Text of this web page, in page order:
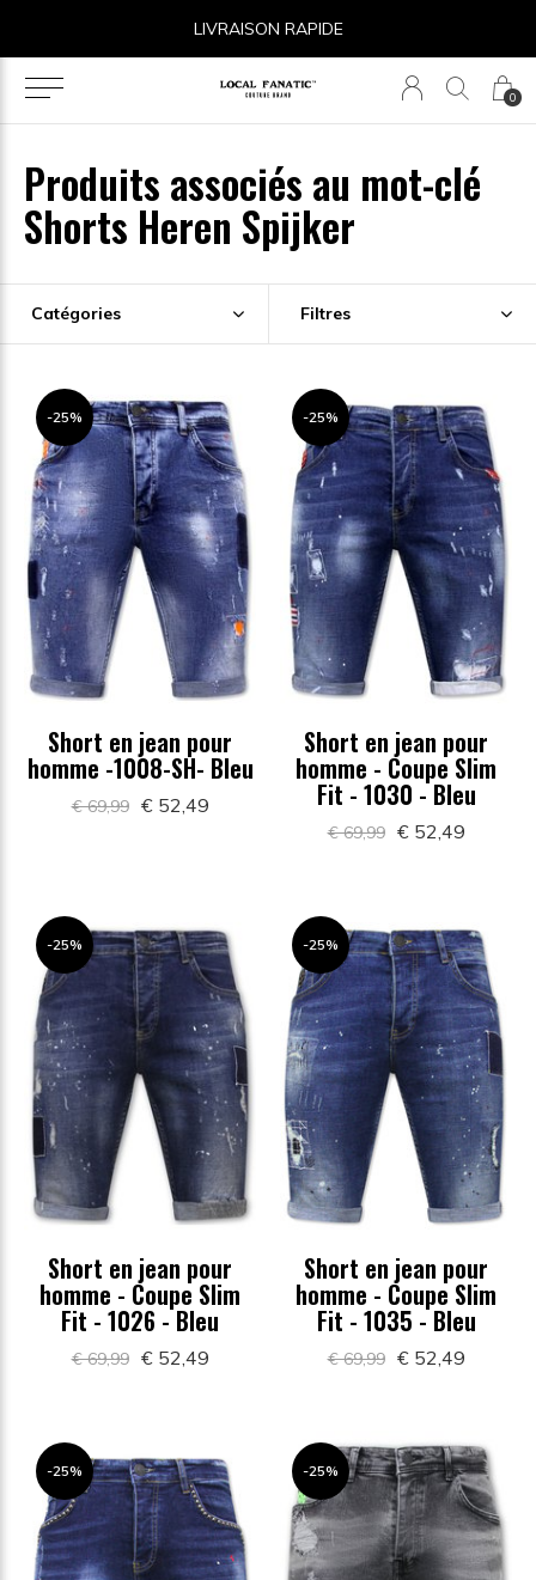
0
14 JOURS POUR LE RETOUR
Produits associés au mot-clé
Shorts Heren Spijker
Catégories Filtres
-25%
Short en jean pour
homme -1008-SH- Bleu
€ 69,99 € 52,49
-25%
Short en jean pour
homme - Coupe Slim
Fit - 1030 - Bleu
€ 69,99 € 52,49
-25%
Short en jean pour
homme - Coupe Slim
Fit - 1026 - Bleu
€ 69,99 € 52,49
-25%
Short en jean pour
homme - Coupe Slim
Fit - 1035 - Bleu
€ 69,99 € 52,49
-25% -25%